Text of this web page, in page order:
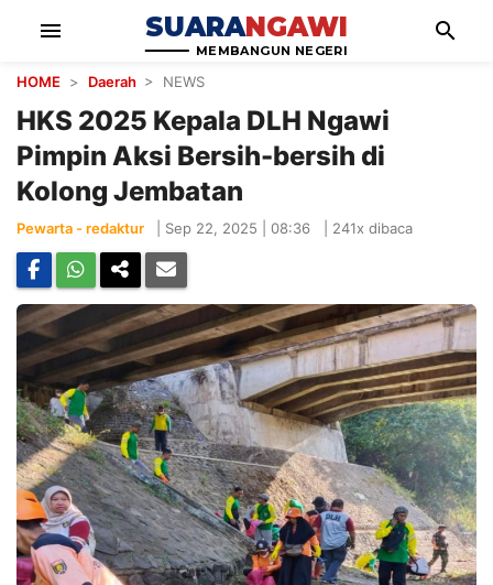
menu SUARANGAWI
MEMBANGUN NEGERI
search
HOME > Daerah > NEWS
HKS 2025 Kepala DLH Ngawi
Pimpin Aksi Bersih-bersih di
Kolong Jembatan
Pewarta - redaktur Sep 22, 2025 | 08:36 241x dibaca